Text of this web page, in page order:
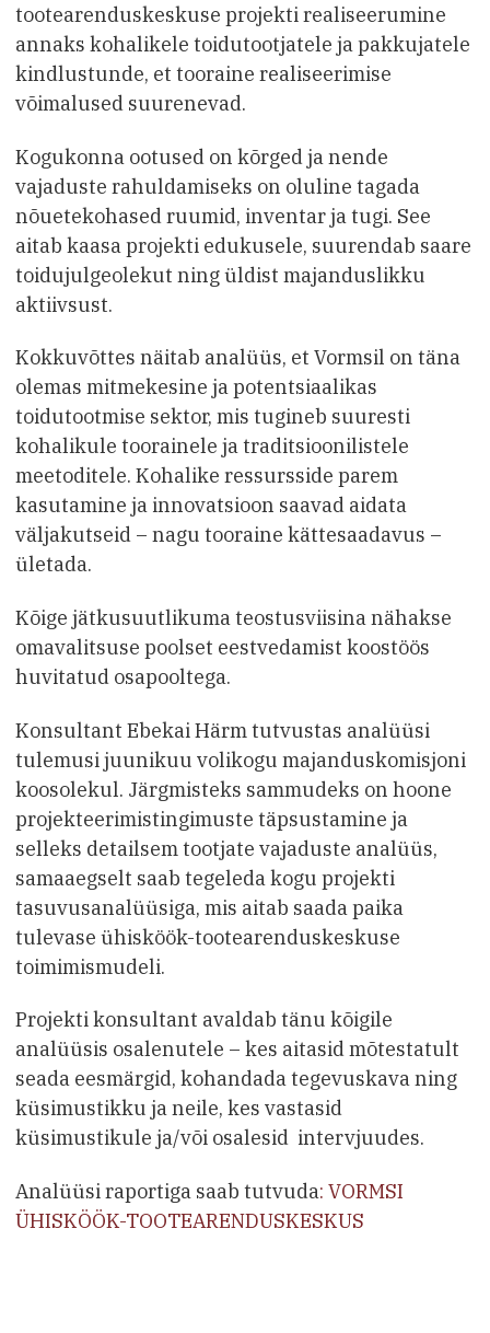
tootearenduskeskuse projekti realiseerumine
annaks kohalikele toidutootjatele ja pakkujatele
kindlustunde, et tooraine realiseerimise
võimalused suurenevad.
Kogukonna ootused on kõrged ja nende
vajaduste rahuldamiseks on oluline tagada
nõuetekohased ruumid, inventar ja tugi. See
aitab kaasa projekti edukusele, suurendab saare
toidujulgeolekut ning üldist majanduslikku
aktiivsust.
Kokkuvõttes näitab analüüs, et Vormsil on täna
olemas mitmekesine ja potentsiaalikas
toidutootmise sektor, mis tugineb suuresti
kohalikule toorainele ja traditsioonilistele
meetoditele. Kohalike ressursside parem
kasutamine ja innovatsioon saavad aidata
väljakutseid – nagu tooraine kättesaadavus –
ületada.
Kõige jätkusuutlikuma teostusviisina nähakse
omavalitsuse poolset eestvedamist koostöös
huvitatud osapooltega.
Konsultant Ebekai Härm tutvustas analüüsi
tulemusi juunikuu volikogu majanduskomisjoni
koosolekul. Järgmisteks sammudeks on hoone
projekteerimistingimuste täpsustamine ja
selleks detailsem tootjate vajaduste analüüs,
samaaegselt saab tegeleda kogu projekti
tasuvusanalüüsiga, mis aitab saada paika
tulevase ühisköök-tootearenduskeskuse
toimimismudeli.
Projekti konsultant avaldab tänu kõigile
analüüsis osalenutele – kes aitasid mõtestatult
seada eesmärgid, kohandada tegevuskava ning
küsimustikku ja neile, kes vastasid
küsimustikule ja/või osalesid intervjuudes.
Analüüsi raportiga saab tutvuda: VORMSI
ÜHISKÖÖK-TOOTEARENDUSKESKUS